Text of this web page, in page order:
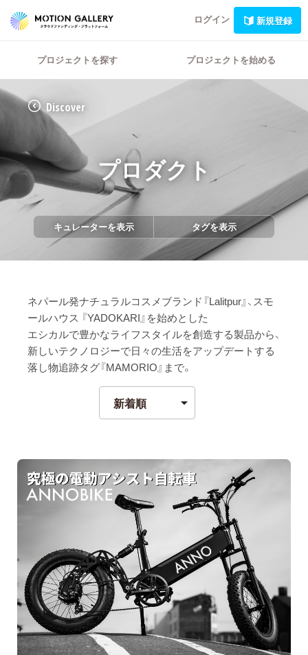
ログイン 新規登録
プロジェクトを探す プロジェクトを始める
Discover
プロダクト
キュレーターを表示 タグを表示
ネパール発ナチュラルコスメブランド『Lalitpur』、スモ
ールハウス 『YADOKARI』を始めとした
エシカルで豊かなライフスタイルを創造する製品から、
新しいテクノロジーで日々の生活をアップデートする
落し物追跡タグ『MAMORIO』まで。